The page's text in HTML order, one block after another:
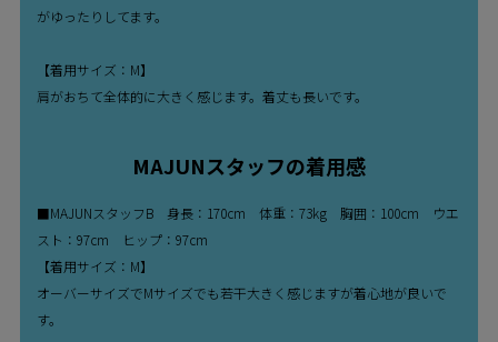
がゆったりしてます。
【着用サイズ：M】
肩がおちて全体的に大きく感じます。着丈も長いです。
MAJUNスタッフの着用感
■MAJUNスタッフB 身長：170cm 体重：73kg 胸囲：100cm ウエ
スト：97cm ヒップ：97cm
【着用サイズ：M】
オーバーサイズでMサイズでも若干大きく感じますが着心地が良いで
す。